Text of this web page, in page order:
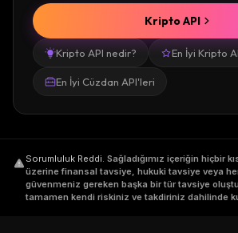
Kripto API nedir? En İyi Kripto
En İyi Cüzdan API'leri
Kripto API
Sorumluluk Reddi. Sağladığımız içeriğin hiçbir
üzerine finansal tavsiye, hukuki tavsiye veya
güvenmeniz gereken başka bir tür tavsiye
tamamen kendi riskiniz ve takdiriniz dahilinde